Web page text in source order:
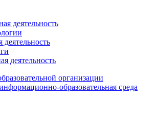
деятельность
деятельность
организации
образовательная среда